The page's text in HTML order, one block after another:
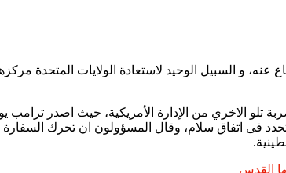
عنه، و السبيل الوحيد لاستعادة الولايات المتحدة
فى اتفاق سلام، وقال المسؤولون ان تحرك
القدس